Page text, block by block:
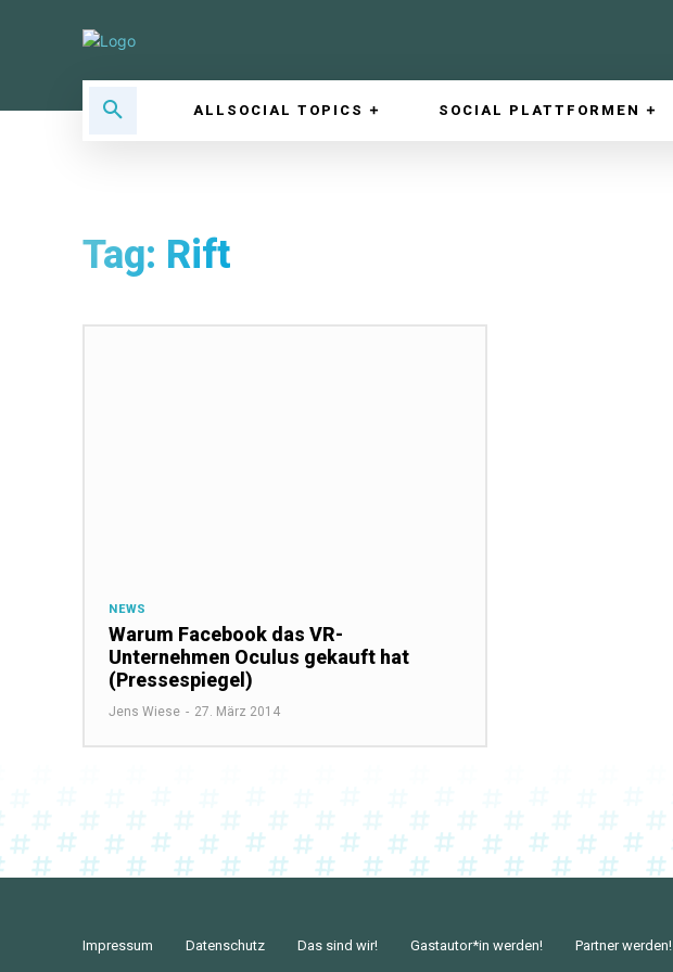
ALLSOCIAL TOPICS SOCIAL PLATTFORMEN
Tag: Rift
NEWS
Warum Facebook das VR-
Unternehmen Oculus gekauft hat
(Pressespiegel)
Jens Wiese - 27. März 2014
Impressum Datenschutz Das sind wir! Gastautor*in werden! Partner werden!